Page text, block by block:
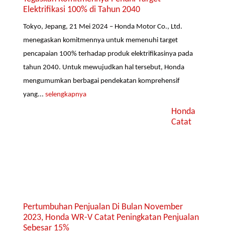
Elektrifikasi 100% di Tahun 2040
Tokyo, Jepang, 21 Mei 2024 – Honda Motor Co., Ltd.
menegaskan komitmennya untuk memenuhi target
pencapaian 100% terhadap produk elektrifikasinya pada
tahun 2040. Untuk mewujudkan hal tersebut, Honda
mengumumkan berbagai pendekatan komprehensif
yang...selengkapnya
Honda
Catat
Pertumbuhan Penjualan Di Bulan November
2023, Honda WR-V Catat Peningkatan Penjualan
Sebesar 15%